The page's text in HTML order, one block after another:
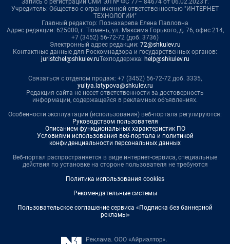
Учредитель: Общество с ограниченной ответственностью "ИНТЕРНЕТ
ТЕХНОЛОГИИ"
Главный редактор: Познахарева Елена Павловна
Адрес редакции: 625000, г. Тюмень, ул. Максима Горького, д. 76, офис 214,
+7 (3452) 56-72-72 (доб. 3736)
Электронный адрес редакции: 72@shkulev.ru
Контактные данные для Роскомнадзора и государственных органов:
juristchel@shkulev.ruТехподдержка: help@shkulev.ru
Связаться с отделом продаж: +7 (3452) 56-72-72 доб. 3335,
yuliya.latypova@shkulev.ru
Редакция сайта не несет ответственности за достоверность
информации, содержащейся в рекламных объявлениях.
Особенности эксплуатации (использования) веб-портала регулируются:
Руководством пользователя
Описанием функциональных характеристик ПО
Условиями использования веб-портала и политикой
конфиденциальности персональных данных
Веб-портал распространяется в виде интернет-сервиса, специальные
действия по установке на стороне пользователя не требуются
Политика использования cookies
Рекомендательные системы
Пользовательское соглашение сервиса «Подписка без баннерной
рекламы»